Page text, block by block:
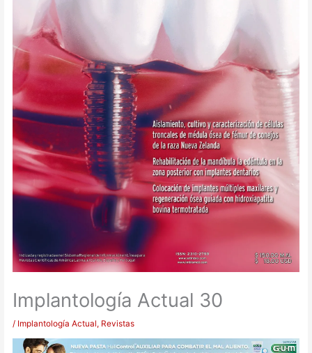
Implantología Actual 30
/ Implantología Actual, Revistas